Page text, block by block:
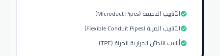
الأنابيب الدقيقة (Microduct Pipes)check_circle
الأنابيب المرنة (Flexible Conduit Pipes)check_circle
أنابيب اللدائن الحرارية المرنة (TPE)check_circle